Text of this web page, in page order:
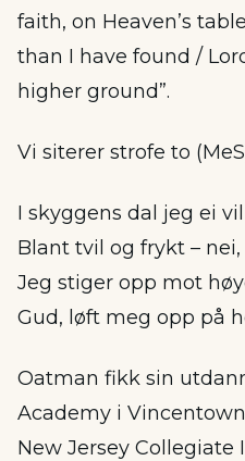
faith, on Heaven’s
than I have found /
higher ground”.
Vi siterer strofe to
I skyggens dal jeg ei
Blant tvil og frykt –
Jeg stiger opp mot
Gud, løft meg opp på
Oatman fikk sin
Academy i
New Jersey